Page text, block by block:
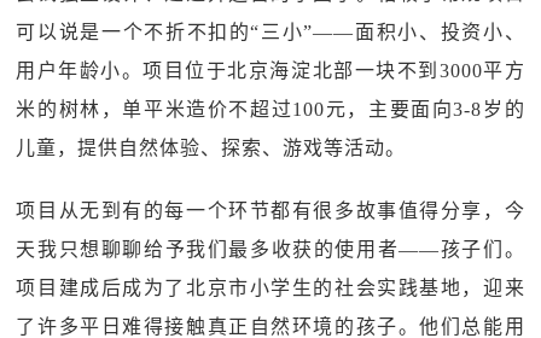
可以说是一个不折不扣的“三小”——面积小、投资小、
用户年龄小。项目位于北京海淀北部一块不到3000平方
米的树林，单平米造价不超过100元，主要面向3-8岁的
儿童，提供自然体验、探索、游戏等活动。
项目从无到有的每一个环节都有很多故事值得分享，今
天我只想聊聊给予我们最多收获的使用者——孩子们。
项目建成后成为了北京市小学生的社会实践基地，迎来
了许多平日难得接触真正自然环境的孩子。他们总能用